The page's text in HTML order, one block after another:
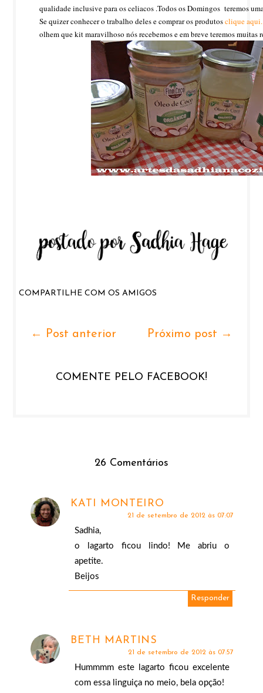
qualidade inclusive para os celiacos .Todos os Domingos teremos
Se quizer conhecer o trabalho deles e comprar os produtosclique aqui.
olhem que kit maravilhoso nós recebemos e em breve teremos muitas
COMPARTILHE COM OS AMIGOS
Próximo post →
← Post anterior
COMENTE PELO FACEBOOK!
26 Comentários
KATI MONTEIRO
21 de setembro de 2012 às 07:07
Sadhia,
o lagarto ficou lindo! Me abriu o
apetite.
Beijos
Responder
BETH MARTINS
21 de setembro de 2012 às 07:57
Hummmm este lagarto ficou excelente
com essa linguiça no meio, bela opção!